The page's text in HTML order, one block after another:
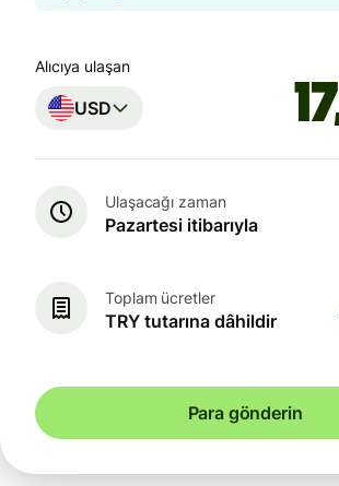
Alıcıya ulaşan
USD
Ulaşacağı zaman
Pazartesi itibarıyla
Toplam ücretler
TRY tutarına dâhildir
Para gönderin